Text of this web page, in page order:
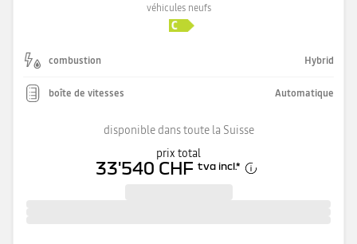
véhicules neufs
combustion Hybrid
boîte de vitesses Automatique
disponible dans toute la Suisse
prix total
33'540 CHF tva incl.*